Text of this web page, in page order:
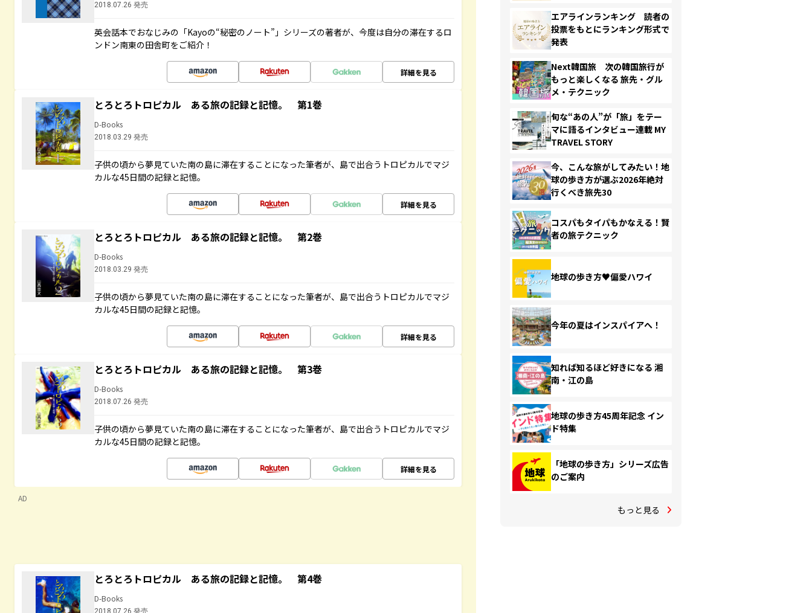
2018.07.26 発売
英会話本でおなじみの「Kayoの“秘密のノート”」シリーズの著者が、今度は自分の滞在するロ
ンドン南東の田舎町をご紹介！
詳細を見る
とろとろトロピカル ある旅の記録と記憶。 第1巻
D-Books
2018.03.29 発売
子供の頃から夢見ていた南の島に滞在することになった筆者が、島で出合うトロピカルでマジ
カルな45日間の記録と記憶。
詳細を見る
とろとろトロピカル ある旅の記録と記憶。 第2巻
D-Books
2018.03.29 発売
子供の頃から夢見ていた南の島に滞在することになった筆者が、島で出合うトロピカルでマジ
カルな45日間の記録と記憶。
詳細を見る
とろとろトロピカル ある旅の記録と記憶。 第3巻
D-Books
2018.07.26 発売
子供の頃から夢見ていた南の島に滞在することになった筆者が、島で出合うトロピカルでマジ
カルな45日間の記録と記憶。
詳細を見る
AD
とろとろトロピカル ある旅の記録と記憶。 第4巻
D-Books
2018.07.26 発売
エアラインランキング 読者の
投票をもとにランキング形式で
発表
Next韓国旅 次の韓国旅行が
もっと楽しくなる 旅先・グル
メ・テクニック
旬な“あの人”が「旅」をテー
マに語るインタビュー連載 MY
TRAVEL STORY
今、こんな旅がしてみたい！地
球の歩き方が選ぶ2026年絶対
行くべき旅先30
コスパもタイパもかなえる！賢
者の旅テクニック
地球の歩き方♥偏愛ハワイ
今年の夏はインスパイアへ！
知れば知るほど好きになる 湘
南・江の島
地球の歩き方45周年記念 イン
ド特集
「地球の歩き方」シリーズ広告
のご案内
もっと見る